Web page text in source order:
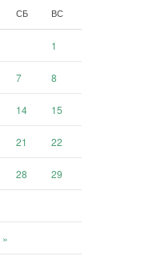
СБ ВС
1
7 8
14 15
21 22
28 29